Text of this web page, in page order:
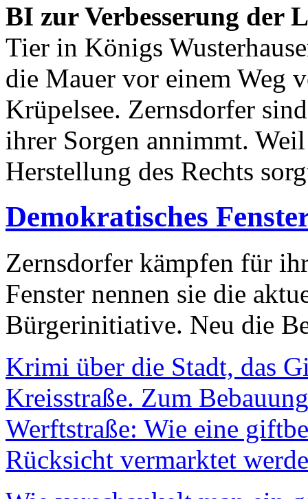
BI zur Verbesserung der
Tier in Königs
die Mauer vor einem Weg
Krüpelsee. Zernsdorfer
ihrer Sorgen annimmt.
Herstellung des Rechts
Demokratisches
Zernsdorfer kämpfen für
Fenster nennen sie die
Bürgerinitiative. Neu die
Krimi über die Stadt, das
Kreisstraße. Zum
Werftstraße: Wie eine
Rücksicht vermarktet